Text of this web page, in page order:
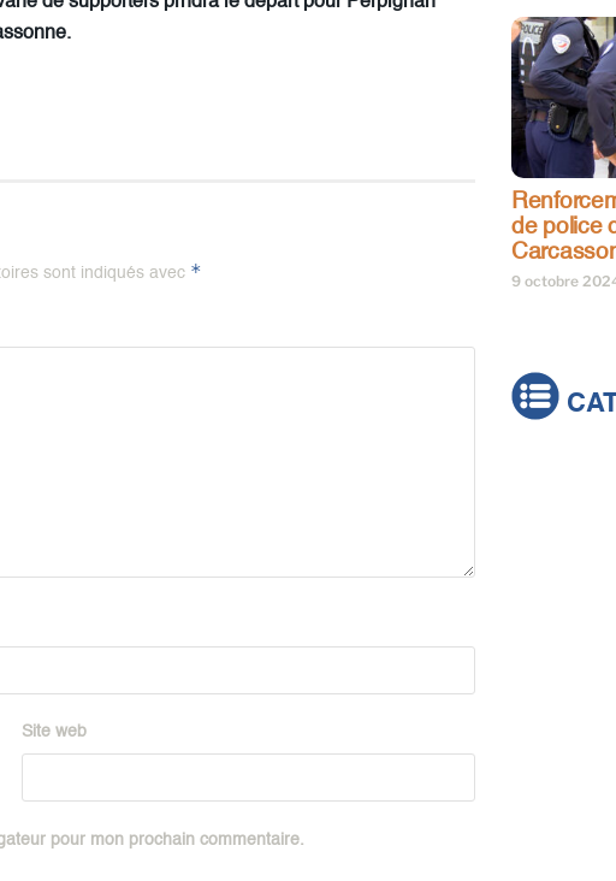
sont indiqués avec *
Site web
pour mon prochain commentaire.
de police
9 octobre